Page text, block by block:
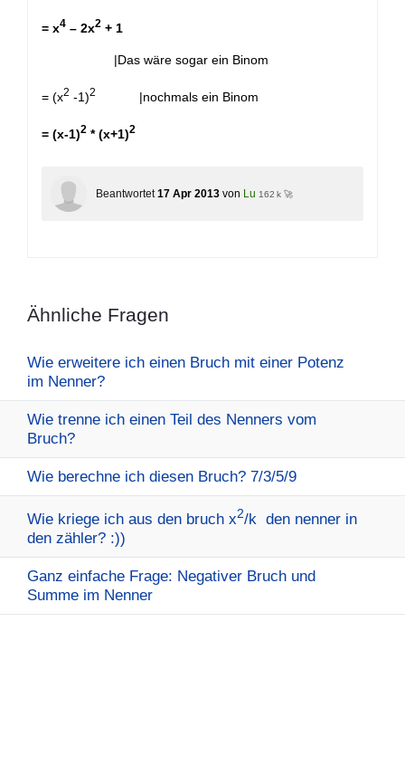
= x4 – 2x2 + 1
|Das wäre sogar ein Binom
= (x2 -1)2 |nochmals ein Binom
= (x-1)2 * (x+1)2
Beantwortet 17 Apr 2013 von Lu 162 k 🚀
Ähnliche Fragen
Wie erweitere ich einen Bruch mit einer Potenz
im Nenner?
Wie trenne ich einen Teil des Nenners vom
Bruch?
Wie berechne ich diesen Bruch? 7/3/5/9
Wie kriege ich aus den bruch x2/k den nenner in
den zähler? :))
Ganz einfache Frage: Negativer Bruch und
Summe im Nenner